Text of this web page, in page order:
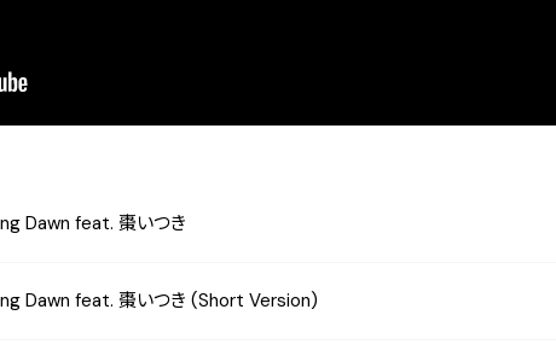
Dawn feat. 棗いつき
Dawn feat. 棗いつき (Short Version)